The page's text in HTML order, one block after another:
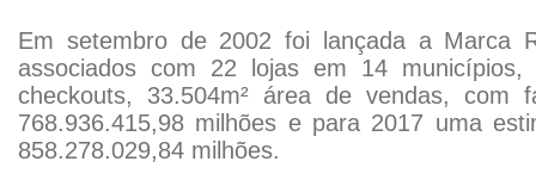
Em setembro de 2002 foi lançada a Marca
associados com 22 lojas em 14 municípios,
checkouts, 33.504m² área de vendas, com
768.936.415,98 milhões e para 2017 uma
858.278.029,84 milhões.